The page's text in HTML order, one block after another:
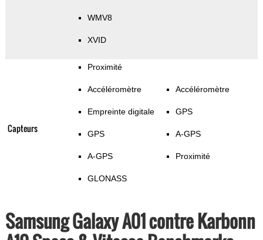
WMV8
XVID
Capteurs
Proximité
Accéléromètre
Empreinte digitale
GPS
A-GPS
GLONASS
Accéléromètre
GPS
A-GPS
Proximité
Samsung Galaxy A01 contre Karbonn